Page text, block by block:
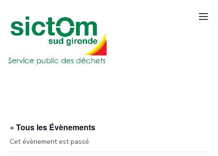
« Tous les Évènements
Cet évènement est passé